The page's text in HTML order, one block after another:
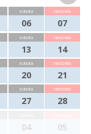
sobota
06
niedziela
07
sobota
13
niedziela
14
sobota
20
niedziela
21
sobota
27
niedziela
28
04 05